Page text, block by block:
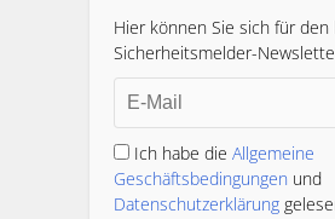
Hier können Sie sich für
Sicherheitsmelder-
Ich habe die Allgemeine
Geschäftsbedingungen und
Datenschutzerklärung